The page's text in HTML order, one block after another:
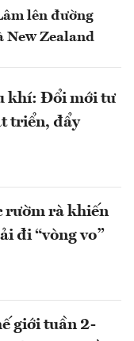
lên đường
New Zealand
khí: Đổi mới tư
triển, đẩy
rườm rà khiến
đi “vòng vo”
giới tuần 2-